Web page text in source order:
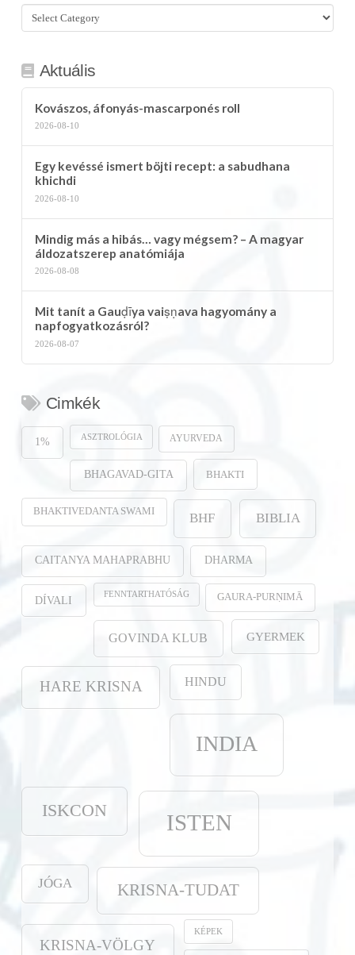
Összes
kategória
Aktuális
Kovászos, áfonyás-mascarponés roll
2026-08-10
Egy kevéssé ismert böjti recept: a sabudhana
khichdi
2026-08-10
Mindig más a hibás… vagy mégsem? – A magyar
áldozatszerep anatómiája
2026-08-08
Mit tanít a Gauḍīya vaiṣṇava hagyomány a
napfogyatkozásról?
2026-08-07
Cimkék
1% ASZTROLÓGIA AYURVEDA
BHAGAVAD-GITA BHAKTI
BHAKTIVEDANTA SWAMI BHF BIBLIA
CAITANYA MAHAPRABHU DHARMA
DÍVALI FENNTARTHATÓSÁG GAURA-PURṆIMĀ
GOVINDA KLUB GYERMEK
HARE KRISNA HINDU
INDIA
ISKCON ISTEN
JÓGA KRISNA-TUDAT
KRISNA-VÖLGY
KÉPEK